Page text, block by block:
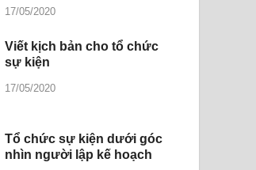
17/05/2020
Viết kịch bản cho tổ chức
sự kiện
17/05/2020
Tổ chức sự kiện dưới góc
nhìn người lập kế hoạch